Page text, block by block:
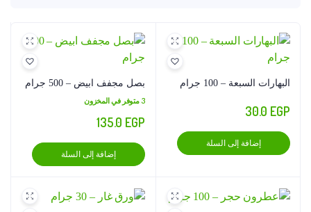
البهارات السبعة – 100 جرام
30.0 EGP
إضافة إلى السلة
بصل مجفف ابيض – 500 جرام
3 متوفر في المخزون
135.0 EGP
إضافة إلى السلة